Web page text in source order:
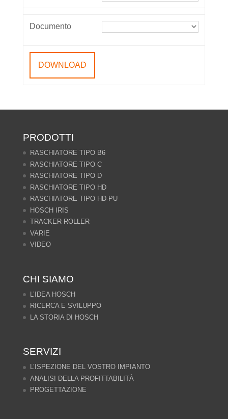
Documento
PRODOTTI
RASCHIATORE TIPO B6
RASCHIATORE TIPO C
RASCHIATORE TIPO D
RASCHIATORE TIPO HD
RASCHIATORE TIPO HD-PU
HOSCH IRIS
TRACKER-ROLLER
VARIE
VIDEO
CHI SIAMO
L’IDEA HOSCH
RICERCA E SVILUPPO
LA STORIA DI HOSCH
SERVIZI
L’ISPEZIONE DEL VOSTRO IMPIANTO
ANALISI DELLA PROFITTABILITÀ
PROGETTAZIONE